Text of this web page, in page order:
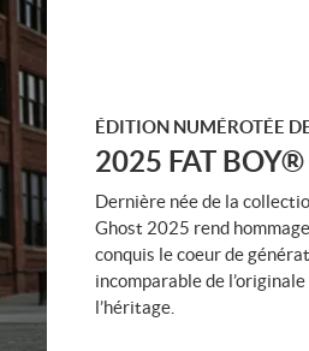
ÉDITION NUMÉROTÉE
2025 FAT BOY®
Dernière née de la
Ghost 2025 rend
conquis le coeur de
incomparable de
l’héritage.